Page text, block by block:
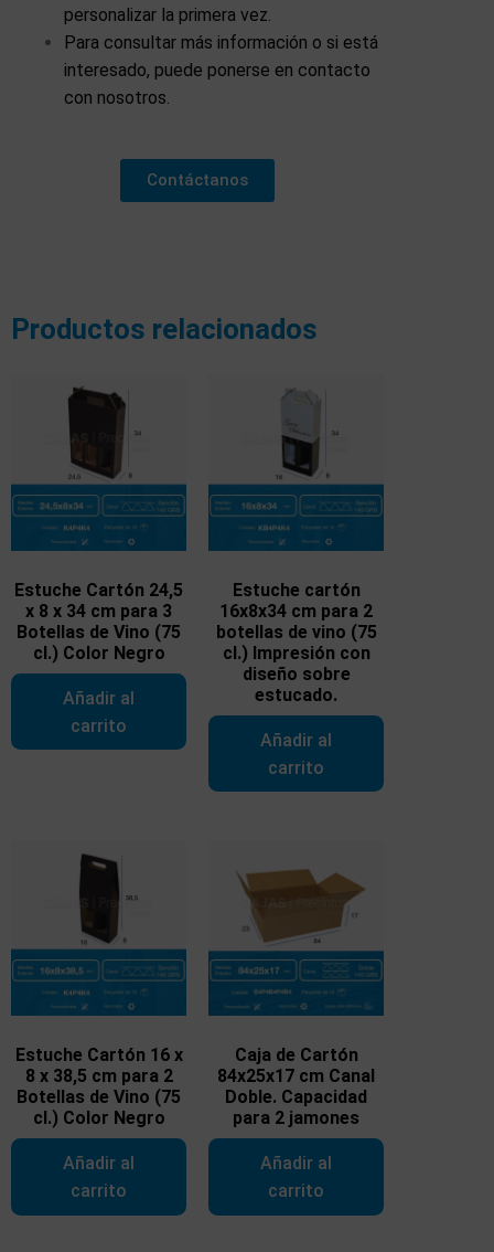
personalizar la primera vez.
Para consultar más información o si está
interesado, puede ponerse en contacto
con nosotros.
Contáctanos
Productos relacionados
Estuche Cartón 24,5
x 8 x 34 cm para 3
Botellas de Vino (75
cl.) Color Negro
Añadir al
carrito
Estuche cartón
16x8x34 cm para 2
botellas de vino (75
cl.) Impresión con
diseño sobre
estucado.
Añadir al
carrito
Estuche Cartón 16 x
8 x 38,5 cm para 2
Botellas de Vino (75
cl.) Color Negro
Añadir al
carrito
Caja de Cartón
84x25x17 cm Canal
Doble. Capacidad
para 2 jamones
Añadir al
carrito